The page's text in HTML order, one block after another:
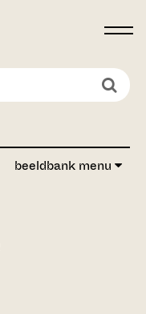
beeldbank menu